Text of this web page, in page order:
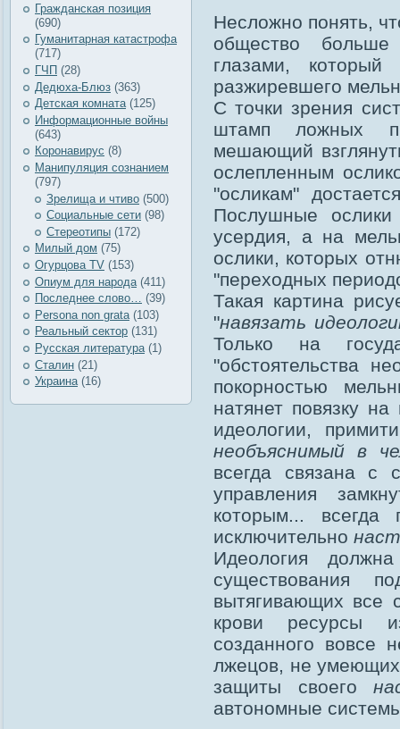
Гражданская позиция
(690)
Гуманитарная катастрофа
(717)
ГЧП (28)
Дедюха-Блюз (363)
Детская комната(125)
Информационные войны
(643)
Коронавирус (8)
Манипуляция сознанием
(797)
Зрелища и чтиво (500)
Социальные сети (98)
Стереотипы (172)
Милый дом (75)
Огурцова TV (153)
Опиум для народа (411)
Последнее слово… (39)
Рersona non grata (103)
Реальный сектор (131)
Русская литература (1)
Сталин (21)
Украина(16)
Несложно понять,
общество
глазами,
разжиревшего
С точки зрения
штамп ложных
мешающий
ослепленным
"осликам"
Послушные ослики
усердия, а на
ослики, которых
"переходных
Такая картина
"навязать
Только на
"обстоятельства
покорностью
натянет повязку
идеологии,
необъяснимый в
всегда связана с
управления
которым...
исключительно
Идеология
существования
вытягивающих все
крови ресурсы
созданного вовсе
лжецов, не
защиты своего
автономные